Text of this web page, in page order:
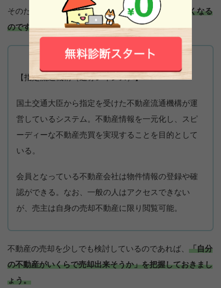
そのため、
購入希望者側の業者が物件を見つけやすくなる
のです。
【指定流通機構（通称レインズ）】
国土交通大臣から指定を受けた不動産流通機構が運
営しているシステム。不動産情報を一元化し、スピ
ーディーな不動産売買を実現することを目的として
いる。
会員となっている不動産会社は物件情報の登録や確
認ができる。なお、一般の人はアクセスできない
が、売主は自身の売却不動産に限り閲覧可能。
不動産の売却を少しでも検討しているのであれば、 「自分
の不動産がいくらで売却出来そうか」を把握しておきまし
ょう。